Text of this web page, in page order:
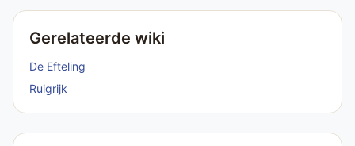
Gerelateerde wiki
De Efteling
Ruigrijk